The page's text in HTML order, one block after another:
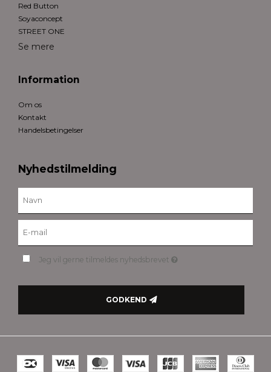
Red Button
Soyaconcept
STREET ONE
Se mere
Information
Om os
Kontakt
Handelsbetingelser
Nyhedstilmelding
Jeg vil gerne tilmeldes nyhedsbrevet
GODKEND